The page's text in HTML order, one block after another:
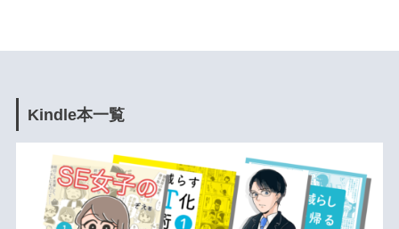
Kindle本一覧